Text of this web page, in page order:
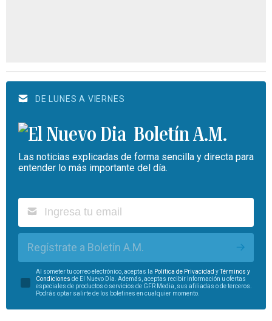
DE LUNES A VIERNES
Boletín A.M.
Las noticias explicadas de forma sencilla y directa para
entender lo más importante del día.
Regístrate a Boletín A.M.
Al someter tu correo electrónico, aceptas la Política de Privacidad yTérminos y
Condiciones de El Nuevo Día. Además, aceptas recibir información u ofertas
especiales de productos o servicios de GFR Media, sus afiliadas o de terceros.
Podrás optar salirte de los boletines en cualquier momento.